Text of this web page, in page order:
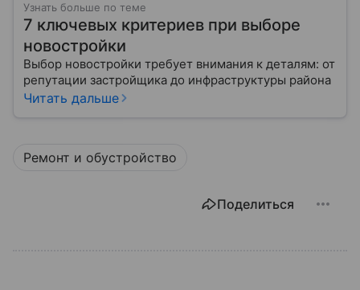
Узнать больше по теме
7 ключевых критериев при выборе
новостройки
Выбор новостройки требует внимания к деталям: от
репутации застройщика до инфраструктуры района
Читать дальше
Ремонт и обустройство
Поделиться